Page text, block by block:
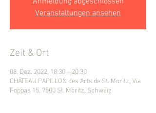
Veranstaltungen ansehen
Zeit & Ort
08. Dez. 2022, 18:30 – 20:30
CHÂTEAU PAPILLON des Arts de St. Moritz, Via
Foppas 15, 7500 St. Moritz, Schweiz